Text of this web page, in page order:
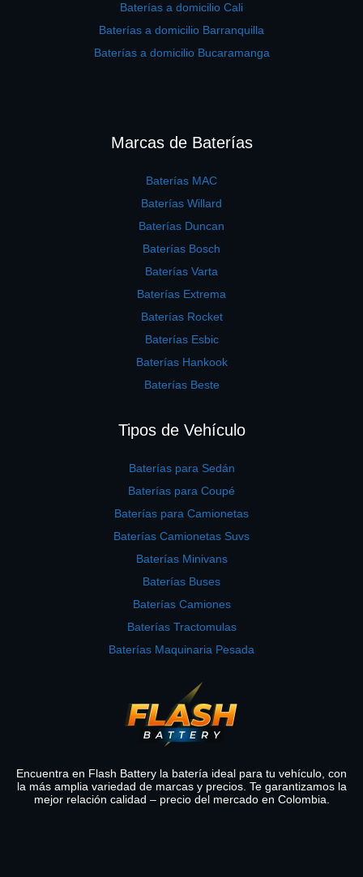
Baterías a domicilio Cali
Baterías a domicilio Barranquilla
Baterías a domicilio Bucaramanga
Marcas de Baterías
Baterías MAC
Baterías Willard
Baterías Duncan
Baterías Bosch
Baterías Varta
Baterías Extrema
Baterías Rocket
Baterías Esbic
Baterías Hankook
Baterías Beste
Tipos de Vehículo
Baterías para Sedán
Baterías para Coupé
Baterías para Camionetas
Baterías Camionetas Suvs
Baterías Minivans
Baterías Buses
Baterías Camiones
Baterías Tractomulas
Baterías Maquinaria Pesada
Encuentra en Flash Battery la batería ideal para tu vehículo, con
la más amplia variedad de marcas y precios. Te garantizamos la
mejor relación calidad – precio del mercado en Colombia.